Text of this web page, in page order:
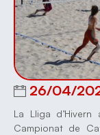
26/04/
La Lliga
Campionat de